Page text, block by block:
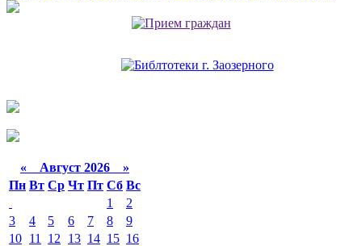
« Август 2026 »
Пн Вт Ср Чт Пт Сб Вс
1
2
3
4 5 6 7 8
9
10 11 12 13 14 15 16